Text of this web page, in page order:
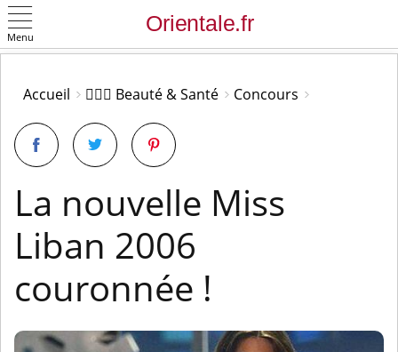
Menu
Accueil 👩🏻‍⚕️ Beauté & Santé Concours
La nouvelle Miss
Liban 2006
couronnée !